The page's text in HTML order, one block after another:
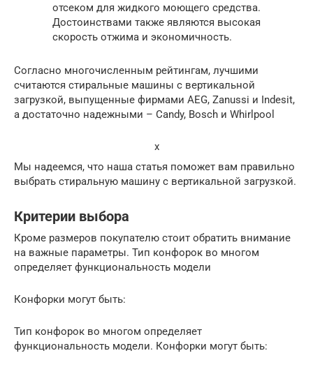
отсеком для жидкого моющего средства.
Достоинствами также являются высокая
скорость отжима и экономичность.
Согласно многочисленным рейтингам, лучшими
считаются стиральные машины с вертикальной
загрузкой, выпущенные фирмами AEG, Zanussi и Indesit,
а достаточно надежными – Candy, Bosch и Whirlpool
x
Мы надеемся, что наша статья поможет вам правильно
выбрать стиральную машину с вертикальной загрузкой.
Критерии выбора
Кроме размеров покупателю стоит обратить внимание
на важные параметры. Тип конфорок во многом
определяет функциональность модели
Конфорки могут быть:
Тип конфорок во многом определяет
функциональность модели. Конфорки могут быть: